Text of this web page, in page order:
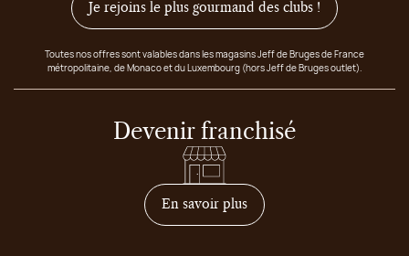
Je rejoins le plus gourmand des clubs !
Toutes nos offres sont valables dans les magasins Jeff de Bruges de France
métropolitaine, de Monaco et du Luxembourg (hors Jeff de Bruges outlet).
Devenir franchisé
En savoir plussur comment devenir